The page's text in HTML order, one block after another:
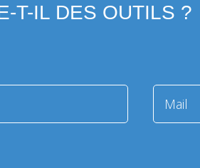
T-IL DES OUTILS ?